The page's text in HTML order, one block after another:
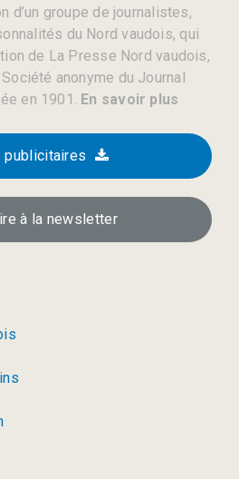
d’un groupe de journalistes,
du Nord vaudois, qui
de La Presse Nord vaudois,
anonyme du Journal
en 1901. En savoir plus
publicitaires
à la newsletter